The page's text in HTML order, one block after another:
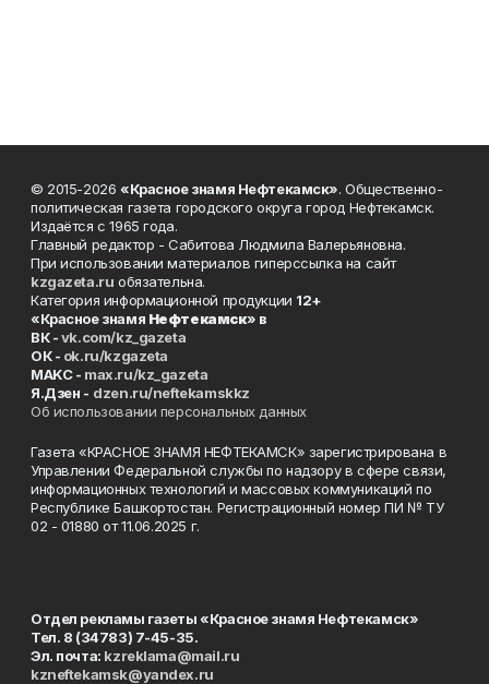
© 2015-2026 «Красное знамя Нефтекамск». Общественно-
политическая газета городского округа город Нефтекамск.
Издаётся с 1965 года.
Главный редактор - Сабитова Людмила Валерьяновна.
При использовании материалов гиперссылка на сайт
kzgazeta.ru обязательна.
Категория информационной продукции 12+
«Красное знамя Нефтекамск» в
ВК -vk.com/kz_gazeta
ОК - ok.ru/kzgazeta
MAKC - max.ru/kz_gazeta
Я.Дзен - dzen.ru/neftekamskkz
Об использовании персональных данных
Газета «КРАСНОЕ ЗНАМЯ НЕФТЕКАМСК» зарегистрирована в
Управлении Федеральной службы по надзору в сфере связи,
информационных технологий и массовых коммуникаций по
Республике Башкортостан. Регистрационный номер ПИ № ТУ
02 - 01880 от 11.06.2025 г.
Отдел рекламы газеты «Красное знамя Нефтекамск»
Тел. 8 (34783) 7-45-35.
Эл. почта: kzreklama@mail.ru
kzneftekamsk@yandex.ru